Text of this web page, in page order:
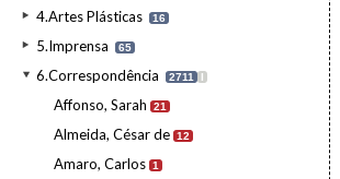
4.Artes Plásticas 16
5.Imprensa 65
6.Correspondência 2711 I
Affonso, Sarah 21
Almeida, César de 12
Amaro, Carlos 1